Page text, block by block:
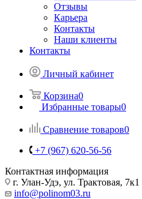
Отзывы
Карьера
Контакты
Наши клиенты
Контакты
Личный кабинет
Корзина0
Избранные товары0
Сравнение товаров0
+7 (967) 620-56-56
Контактная информация
г. Улан-Удэ, ул. Трактовая, 7к1
info@polinom03.ru